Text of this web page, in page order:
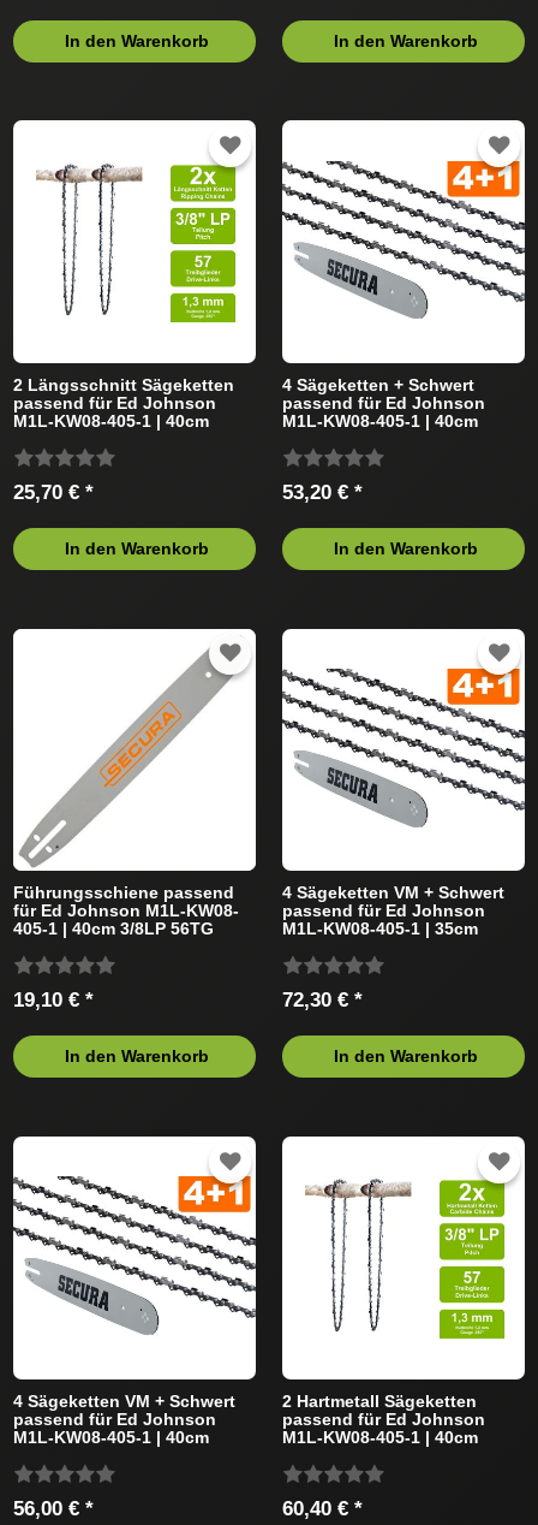
In den Warenkorb In den Warenkorb
2 Längsschnitt Sägeketten
passend für Ed Johnson
M1L-KW08-405-1 | 40cm
25,70 € *
In den Warenkorb
4 Sägeketten + Schwert
passend für Ed Johnson
M1L-KW08-405-1 | 40cm
53,20 € *
In den Warenkorb
Führungsschiene passend
für Ed Johnson M1L-KW08-
405-1 | 40cm 3/8LP 56TG
19,10 € *
In den Warenkorb
4 Sägeketten VM + Schwert
passend für Ed Johnson
M1L-KW08-405-1 | 35cm
72,30 € *
In den Warenkorb
4 Sägeketten VM + Schwert
passend für Ed Johnson
M1L-KW08-405-1 | 40cm
56,00 € *
2 Hartmetall Sägeketten
passend für Ed Johnson
M1L-KW08-405-1 | 40cm
60,40 € *